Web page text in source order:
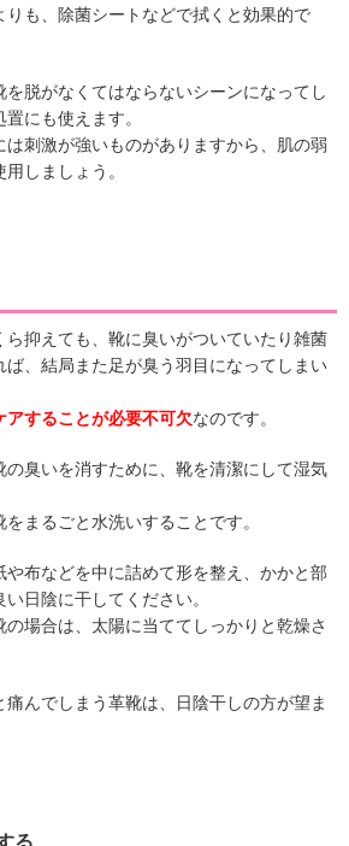
りも、除菌シートなどで拭くと効果的で
脱がなくてはならないシーンになってし
にも使えます。
は刺激が強いものがありますから、肌の弱
しましょう。
ら抑えても、靴に臭いがついていたり雑菌
、結局また足が臭う羽目になってしまい
アすることが必要不可欠なのです。
臭いを消すために、靴を清潔にして湿気
まるごと水洗いすることです。
や布などを中に詰めて形を整え、かかと部
日陰に干してください。
場合は、太陽に当ててしっかりと乾燥さ
んでしまう革靴は、日陰干しの方が望ま